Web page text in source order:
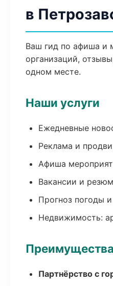
в
Ваш гид по афиша и
организаций,
одном месте.
Наши услуги
Ежедневные
Реклама и
Афиша
Вакансии и
Прогноз погоды
Недвижимость:
Партнёрство с